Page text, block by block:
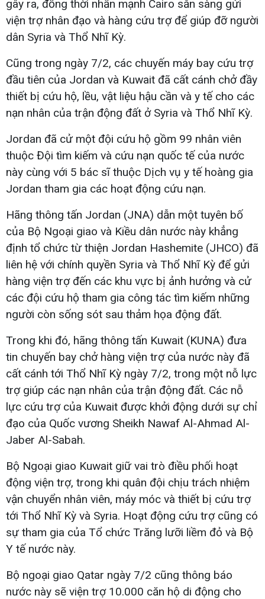
gây ra, đồng thời nhấn mạnh Cairo sẵn sàng gửi
viện trợ nhân đạo và hàng cứu trợ để giúp đỡ người
dân Syria và Thổ Nhĩ Kỳ.
Cũng trong ngày 7/2, các chuyến máy bay cứu trợ
đầu tiên của Jordan và Kuwait đã cất cánh chở đầy
thiết bị cứu hộ, lều, vật liệu hậu cần và y tế cho các
nạn nhân của trận động đất ở Syria và Thổ Nhĩ Kỳ.
Jordan đã cử một đội cứu hộ gồm 99 nhân viên
thuộc Đội tìm kiếm và cứu nạn quốc tế của nước
này cùng với 5 bác sĩ thuộc Dịch vụ y tế hoàng gia
Jordan tham gia các hoạt động cứu nạn.
Hãng thông tấn Jordan (JNA) dẫn một tuyên bố
của Bộ Ngoại giao và Kiều dân nước này khẳng
định tổ chức từ thiện Jordan Hashemite (JHCO) đã
liên hệ với chính quyền Syria và Thổ Nhĩ Kỳ để gửi
hàng viện trợ đến các khu vực bị ảnh hưởng và cử
các đội cứu hộ tham gia công tác tìm kiếm những
người còn sống sót sau thảm họa động đất.
Trong khi đó, hãng thông tấn Kuwait (KUNA) đưa
tin chuyến bay chở hàng viện trợ của nước này đã
cất cánh tới Thổ Nhĩ Kỳ ngày 7/2, trong một nỗ lực
trợ giúp các nạn nhân của trận động đất. Các nỗ
lực cứu trợ của Kuwait được khởi động dưới sự chỉ
đạo của Quốc vương Sheikh Nawaf Al-Ahmad Al-
Jaber Al-Sabah.
Bộ Ngoại giao Kuwait giữ vai trò điều phối hoạt
động viện trợ, trong khi quân đội chịu trách nhiệm
vận chuyển nhân viên, máy móc và thiết bị cứu trợ
tới Thổ Nhĩ Kỳ và Syria. Hoạt động cứu trợ cũng có
sự tham gia của Tổ chức Trăng lưỡi liềm đỏ và Bộ
Y tế nước này.
Bộ ngoại giao Qatar ngày 7/2 cũng thông báo
nước này sẽ viện trợ 10.000 căn hộ di động cho